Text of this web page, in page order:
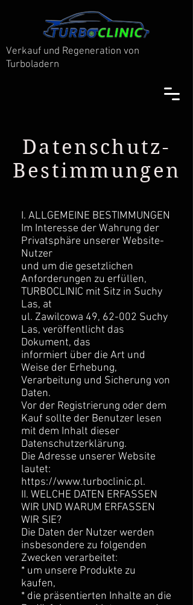
Verkauf und Regeneration von
Turboladern
Datenschutz-
Bestimmungen
I. ALLGEMEINE BESTIMMUNGEN
Im Interesse der Wahrung der
Privatsphäre unserer Website-
Nutzer
und um die gesetzlichen
Anforderungen zu erfüllen,
TURBOCLINIC mit Sitz in Suchy
Las, at
ul. Zawilcowa 49, 62-002 Suchy
Las, veröffentlicht das
Dokument, das
informiert über die Art und
Weise der Erhebung,
Verarbeitung und Sicherung von
Daten.
Vor der Registrierung oder dem
Kauf sollte der Benutzer lesen
mit dem Inhalt dieser
Datenschutzerklärung.
Die Adresse unserer Website
lautet:
https://www.turboclinic.pl.
II. WELCHE DATEN ERFASSEN
WIR UND WARUM ERFASSEN
WIR SIE?
Die Daten der Nutzer werden
insbesondere zu folgenden
Zwecken verarbeitet:
* um unsere Produkte zu
kaufen,
* die präsentierten Inhalte an die